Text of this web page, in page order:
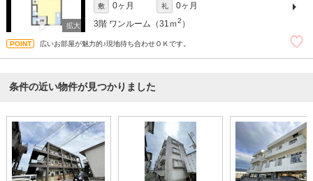
敷 0ヶ月 礼
0ヶ月
3階 ワンルーム（31ｍ2 ）
広いお部屋が魅力的♪現地待ち合わせＯＫです。
条件の近い物件が見つかりました